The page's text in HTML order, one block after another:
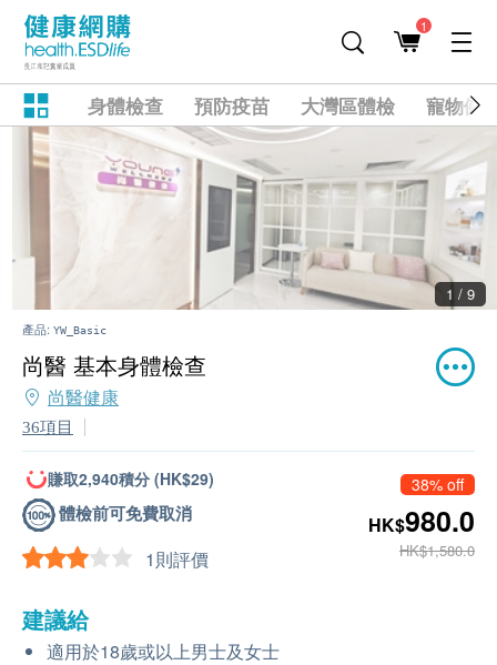
1
身體檢查 預防疫苗 大灣區體檢 寵物健
2 / 9
產品: YW_Basic
尚醫 基本身體檢查
尚醫健康
36項目
賺取2,940積分 (HK$29)
體檢前可免費取消
1則評價
38% off
HK$980.0
HK$1,580.0
建議給
適用於18歲或以上男士及女士